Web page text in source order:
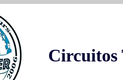
Circuitos